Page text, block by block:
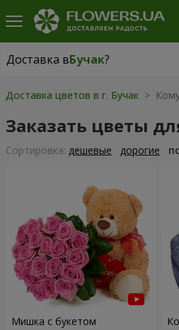
Доставка вБучак?
Доставка вБучак|
Доставка цветов в г. Бучак >
Заказать цветы
Cортировка: дешевые дорогие
Мишка с букетом